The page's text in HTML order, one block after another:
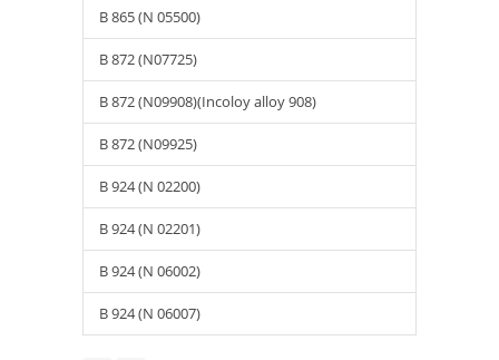
B 865 (N 05500)
B 872 (N07725)
B 872 (N09908)(Incoloy alloy 908)
B 872 (N09925)
B 924 (N 02200)
B 924 (N 02201)
B 924 (N 06002)
B 924 (N 06007)